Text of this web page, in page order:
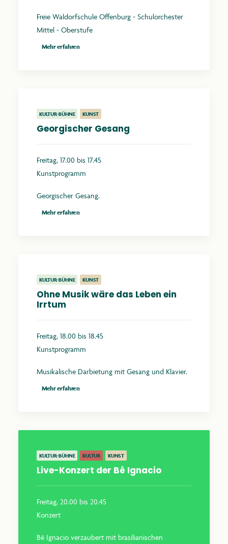
Freie Waldorfschule Offenburg - Schulorchester
Mittel - Oberstufe
Mehr erfahren
KULTUR-BÜHNE KUNST
Georgischer Gesang
Freitag, 17.00 bis 17.45
Kunstprogramm
Georgischer Gesang.
Mehr erfahren
KULTUR-BÜHNE KUNST
Ohne Musik wäre das Leben ein
Irrtum
Freitag, 18.00 bis 18.45
Kunstprogramm
Musikalische Darbietung mit Gesang und Klavier.
Mehr erfahren
KULTUR-BÜHNE KULTUR KUNST
Live-Konzert der Bê Ignacio
Freitag, 20.00 bis 20.45
Konzert
Bê Ignacio verzaubert mit brasilianischen